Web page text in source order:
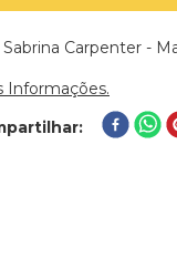
Sabrina Carpenter -
Informações.